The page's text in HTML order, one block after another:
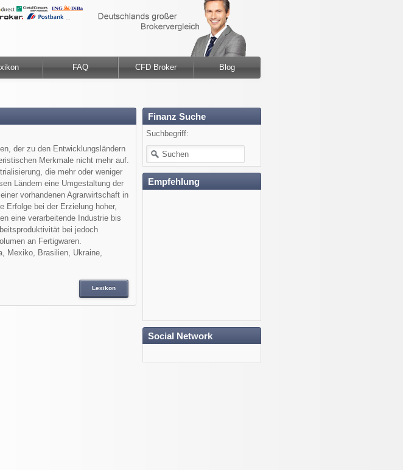
FAQ CFD Broker Blog
der zu den Entwicklungsländern
Merkmale nicht mehr auf.
die mehr oder weniger
Ländern eine Umgestaltung der
vorhandenen Agrarwirtschaft in
Erfolge bei der Erzielung hoher,
eine verarbeitende Industrie bis
bei jedoch
an Fertigwaren.
Mexiko, Brasilien, Ukraine,
Lexikon
Finanz Suche
Suchbegriff:
Empfehlung
Social Network